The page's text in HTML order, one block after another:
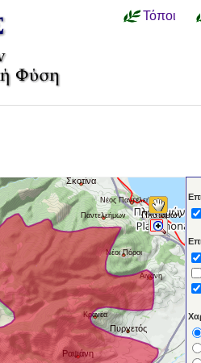
Τόποι
Σκοτίνα
Νέος Παντελεήμων
Πλαταμών
Παντελεήμων
Νέοι Πόροι
Αιγάνη
Κρανέα
Πυργετός
Ραψάνη